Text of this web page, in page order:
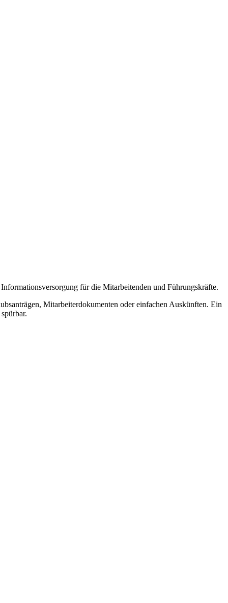
für die Mitarbeitenden und Führungskräfte.
Mitarbeiterdokumenten oder einfachen Auskünften. Ein